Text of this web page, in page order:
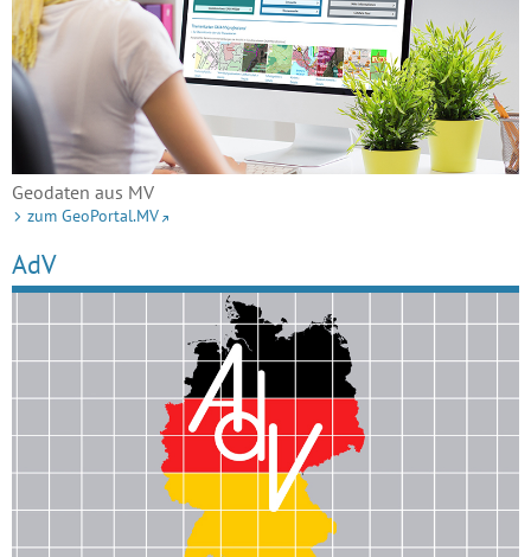
Geodaten aus MV
zum GeoPortal.MV
AdV